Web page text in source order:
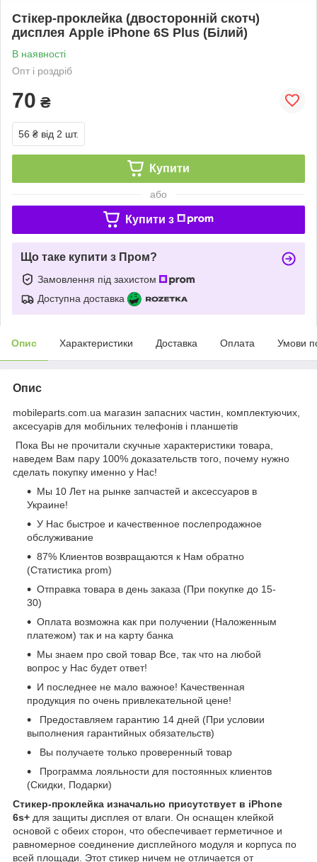
Стікер-проклейка (двосторонній скотч)
дисплея Apple iPhone 6S Plus (Білий)
В наявності
Опт і роздріб
70 ₴
56 ₴ від 2 шт.
Купити
або
Купити з
Що таке купити з Пром?
Замовлення під захистом
Доступна доставка
Опис Характеристики Доставка Оплата Умови
Опис
mobileparts.com.ua магазин запасних частин, комплектуючих,
аксесуарів для мобільних телефонів і планшетів
Пока Вы не прочитали скучные характеристики товара,
наведем Вам пару 100% доказательств того, почему нужно
сделать покупку именно у Нас!
Мы 10 Лет на рынке запчастей и аксессуаров в
Украине!
У Нас быстрое и качественное послепродажное
обслуживание
87% Клиентов возвращаются к Нам обратно
(Статистика prom)
Отправка товара в день заказа (При покупке до 15-
30)
Оплата возможна как при получении (Наложенным
платежом) так и на карту банка
Мы знаем про свой товар Все, так что на любой
вопрос у Нас будет ответ!
И последнее не мало важное! Качественная
продукция по очень привлекательной цене!
Предоставляем гарантию 14 дней (При условии
выполнения гарантийных обязательств)
Вы получаете только проверенный товар
Программа лояльности для постоянных клиентов
(Скидки, Подарки)
Стикер-проклейка изначально присутствует в iPhone
6s+ для защиты дисплея от влаги. Он оснащен клейкой
основой с обеих сторон, что обеспечивает герметичное и
равномерное соединение дисплейного модуля и корпуса по
всей площади. Этот стикер ничем не отличается от